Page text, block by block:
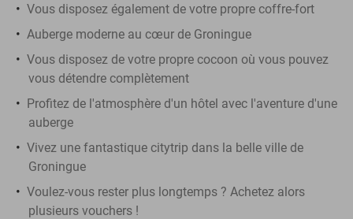
Vous disposez également de votre propre coffre-fort
Auberge moderne au cœur de Groningue
Vous disposez de votre propre cocoon où vous pouvez
vous détendre complètement
Profitez de l'atmosphère d'un hôtel avec l'aventure d'une
auberge
Vivez une fantastique citytrip dans la belle ville de
Groningue
Voulez-vous rester plus longtemps ? Achetez alors
plusieurs vouchers !